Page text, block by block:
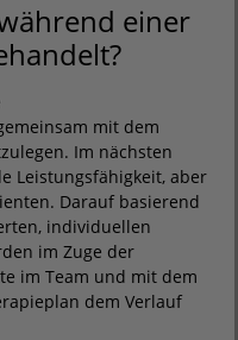
einer
mit dem
Im nächsten
Leistungsfähigkeit, aber
Darauf basierend
individuellen
im Zuge der
im Team und mit dem
dem Verlauf